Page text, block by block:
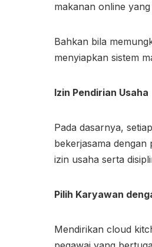
makanan online
Bahkan bila
menyiapkan sistem
Izin Pendirian Usaha
Pada dasarnya,
bekerjasama
izin usaha serta
Pilih Karyawan
Mendirikan cloud